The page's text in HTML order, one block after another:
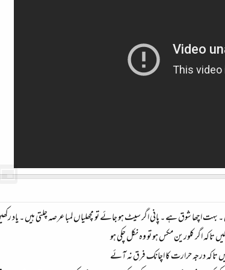
اچھا شوق ہے ۔ پانی اگر سیٹ ہو جائے تو مچھلیاں لمبا عرصہ چلتی ہیں ۔ یاد
تاکہ اگر کلورین مکس ہو تو وہ نکل چکی ہو
تاکہ درجہ حرارت کا اچانک فرق نہ آئے